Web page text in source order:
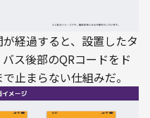
経過すると、設置したタ
ス後部のQRコードをド
止まらない仕組みだ。